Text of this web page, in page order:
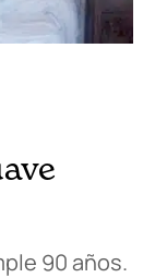
90 años.